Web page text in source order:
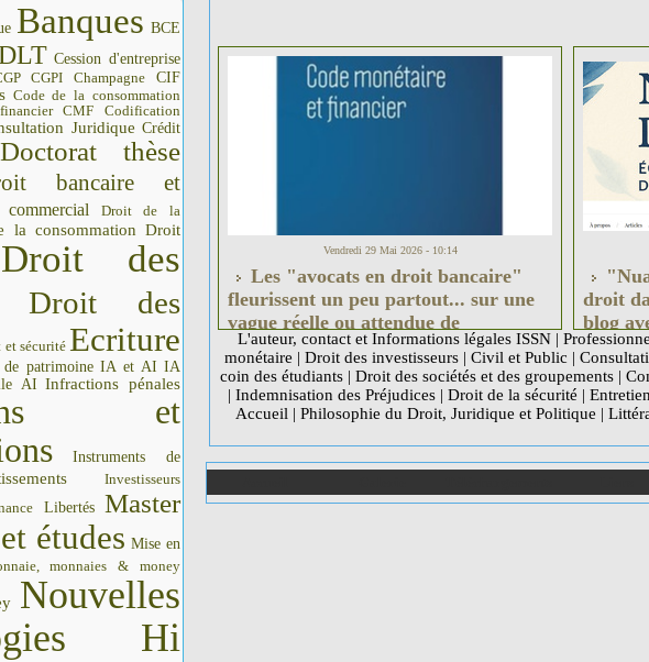
Banques BCE
Cession d'entreprise
CGPI Champagne CIF
Code de la consommation
CMF
Codification
Juridique Crédit
Doctorat thèse
bancaire et
Droit de la
la consommation Droit
Droit des
Droit des
et sécurité Ecriture
de patrimoine IA et AI IA
AI Infractions pénales
et
Instruments de
Investisseurs
Libertés Master
études Mise en
monnaies & money
Nouvelles
Hi
Vendredi 29 Mai 2026 - 10:14
Les "avocats en droit bancaire"
fleurissent un peu partout... sur une
vague réelle ou attendue de
contentieux !
droit
blog
L'auteur, contact et Informations légales ISSN |
monétaire | Droit des investisseurs | Civil et Public |
coin des étudiants | Droit des sociétés et des groupements |
| Indemnisation des Préjudices | Droit de la sécurité |
Accueil | Philosophie du Droit, Juridique et Politique |